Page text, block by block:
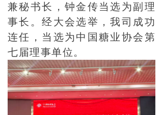
兼秘书长，钟金传当选为副理
事长。经大会选举，我司成功
连任，当选为中国糖业协会第
七届理事单位。